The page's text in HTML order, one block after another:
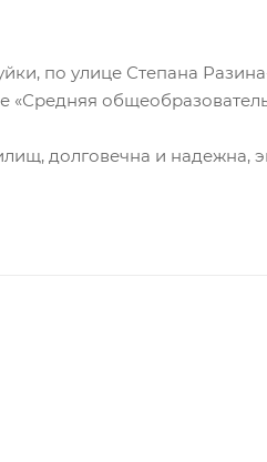
по улице Степана
долговечна и надежна,